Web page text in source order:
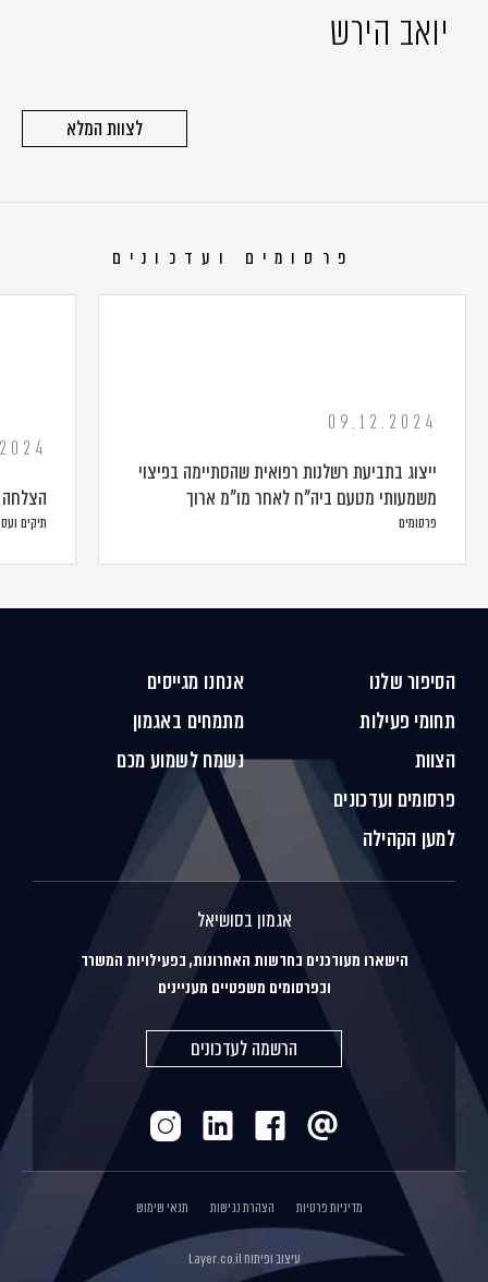
יואב הירש
לצוות המלא
פרסומים ועדכונים
09.12.2024
ייצוג בתביעת רשלנות רפואית שהסתיימה בפיצוי
משמעותי מטעם ביה"ח לאחר מו"מ ארוך
פרסומים תיקים
הסיפור שלנו
תחומי פעילות
הצוות
פרסומים ועדכונים
למען הקהילה
אנחנו מגייסים
מתמחים באגמון
נשמח לשמוע מכם
אגמון בסושיאל
הישארו מעודכנים בחדשות האחרונות, בפעילויות המשרד
ובפרסומים משפטיים מעניינים
הרשמה לעדכונים
מדיניות פרטיות הצהרת נגישות תנאי שימוש
עיצוב ופיתוחLayer.co.il